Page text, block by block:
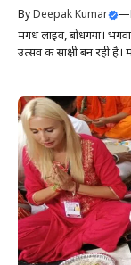
ByDeepak Kumar —
मगध लाइव, बोधगया।
उत्सव की साक्षी बन रही